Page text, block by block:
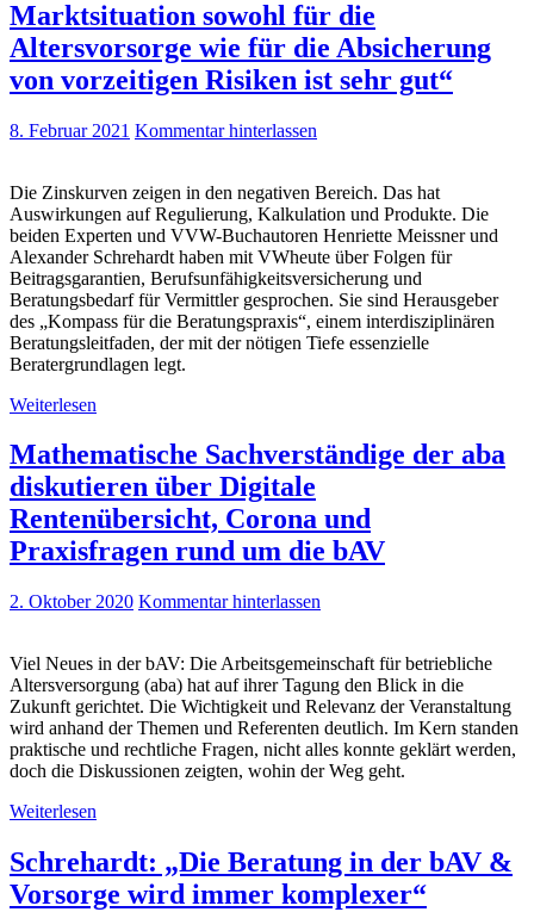
Marktsituation sowohl für die
Altersvorsorge wie für die Absicherung
von vorzeitigen Risiken ist sehr gut“
8. Februar 2021 Kommentar hinterlassen
Die Zinskurven zeigen in den negativen Bereich. Das hat
Auswirkungen auf Regulierung, Kalkulation und Produkte. Die
beiden Experten und VVW-Buchautoren Henriette Meissner und
Alexander Schrehardt haben mit VWheute über Folgen für
Beitragsgarantien, Berufsunfähigkeitsversicherung und
Beratungsbedarf für Vermittler gesprochen. Sie sind Herausgeber
des „Kompass für die Beratungspraxis“, einem interdisziplinären
Beratungsleitfaden, der mit der nötigen Tiefe essenzielle
Beratergrundlagen legt.
Weiterlesen
Mathematische Sachverständige der aba
diskutieren über Digitale
Rentenübersicht, Corona und
Praxisfragen rund um die bAV
2. Oktober 2020 Kommentar hinterlassen
Viel Neues in der bAV: Die Arbeitsgemeinschaft für betriebliche
Altersversorgung (aba) hat auf ihrer Tagung den Blick in die
Zukunft gerichtet. Die Wichtigkeit und Relevanz der Veranstaltung
wird anhand der Themen und Referenten deutlich. Im Kern standen
praktische und rechtliche Fragen, nicht alles konnte geklärt werden,
doch die Diskussionen zeigten, wohin der Weg geht.
Weiterlesen
Schrehardt: „Die Beratung in der bAV &
Vorsorge wird immer komplexer“